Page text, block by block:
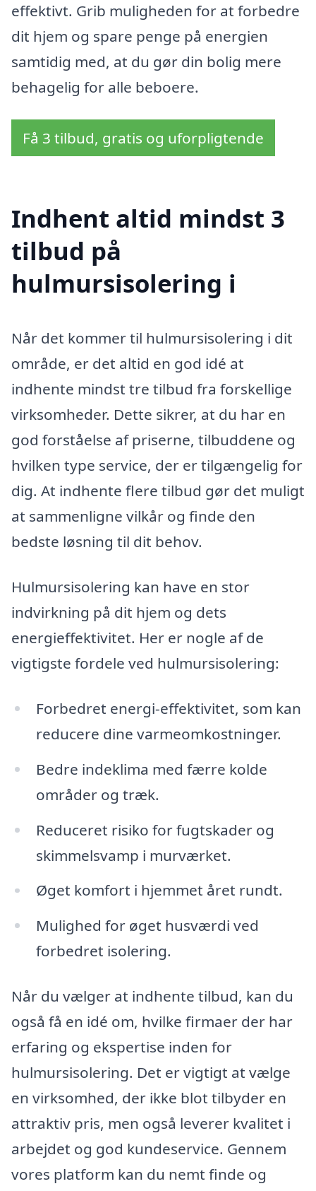
effektivt. Grib muligheden for at forbedre
dit hjem og spare penge på energien
samtidig med, at du gør din bolig mere
behagelig for alle beboere.
Få 3 tilbud, gratis og uforpligtende
Indhent altid mindst 3
tilbud på
hulmursisolering i
Når det kommer til hulmursisolering i dit
område, er det altid en god idé at
indhente mindst tre tilbud fra forskellige
virksomheder. Dette sikrer, at du har en
god forståelse af priserne, tilbuddene og
hvilken type service, der er tilgængelig for
dig. At indhente flere tilbud gør det muligt
at sammenligne vilkår og finde den
bedste løsning til dit behov.
Hulmursisolering kan have en stor
indvirkning på dit hjem og dets
energieffektivitet. Her er nogle af de
vigtigste fordele ved hulmursisolering:
Forbedret energi-effektivitet, som kan
reducere dine varmeomkostninger.
Bedre indeklima med færre kolde
områder og træk.
Reduceret risiko for fugtskader og
skimmelsvamp i murværket.
Øget komfort i hjemmet året rundt.
Mulighed for øget husværdi ved
forbedret isolering.
Når du vælger at indhente tilbud, kan du
også få en idé om, hvilke firmaer der har
erfaring og ekspertise inden for
hulmursisolering. Det er vigtigt at vælge
en virksomhed, der ikke blot tilbyder en
attraktiv pris, men også leverer kvalitet i
arbejdet og god kundeservice. Gennem
vores platform kan du nemt finde og